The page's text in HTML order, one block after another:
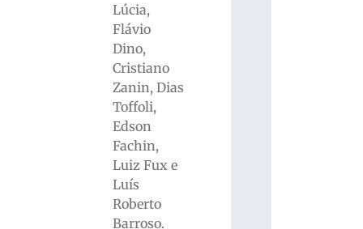
Lúcia,
Flávio
Dino,
Cristiano
Zanin, Dias
Toffoli,
Edson
Fachin,
Luiz Fux e
Luís
Roberto
Barroso.